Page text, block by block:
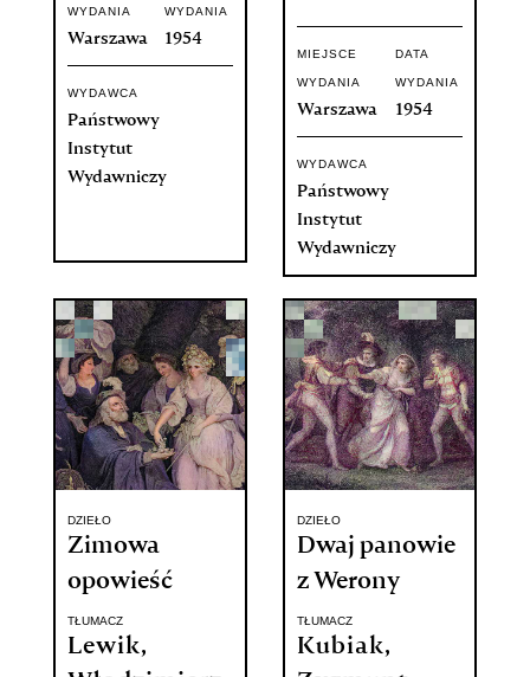
WYDANIA
Warszawa
WYDANIA
1954
WYDAWCA
Państwowy
Instytut
Wydawniczy
MIEJSCE
WYDANIA
Warszawa
DATA
WYDANIA
1954
WYDAWCA
Państwowy
Instytut
Wydawniczy
DZIEŁO
Zimowa
opowieść
TŁUMACZ
Lewik,
DZIEŁO
Dwaj panowie
z Werony
TŁUMACZ
Kubiak,